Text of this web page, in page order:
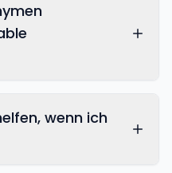
wenn ich